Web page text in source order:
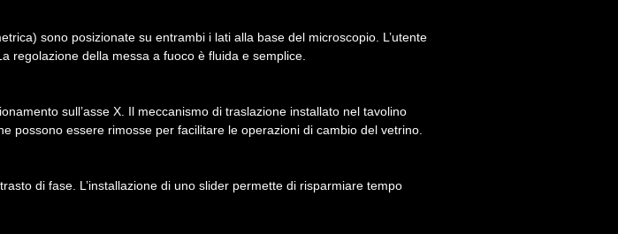
sono posizionate su entrambi i lati alla base del microscopio. L’utente
regolazione della messa a fuoco è fluida e semplice.
sull’asse X. Il meccanismo di traslazione installato nel tavolino
possono essere rimosse per facilitare le operazioni di cambio del vetrino.
di fase. L’installazione di uno slider permette di risparmiare tempo